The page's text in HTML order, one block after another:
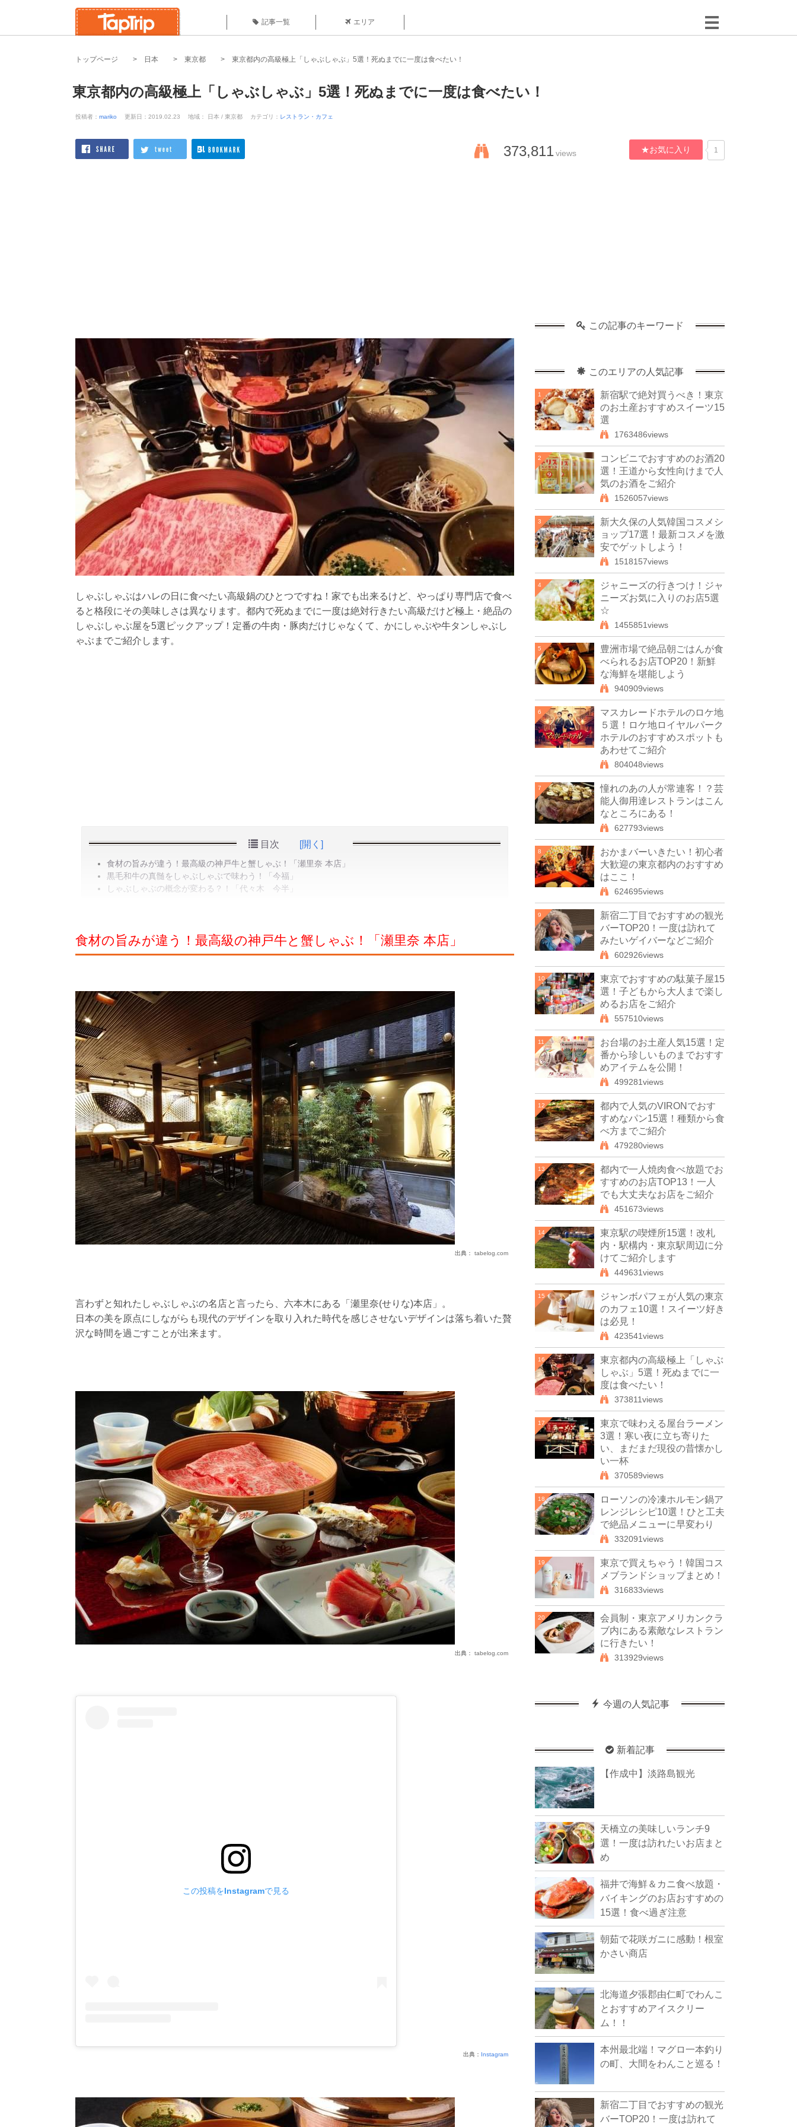
記事一覧 エリア
トップページ 日本 東京都 東京都内の高級極上「しゃぶしゃぶ」5選！死ぬまでに一度は食べたい！
東京都内の高級極上「しゃぶしゃぶ」5選！死ぬまでに一度は食べたい！
投稿者： mariko 更新日：2019.02.23 地域： 日本 / 東京都 カテゴリ： レストラン・カフェ
373,811views ★お気に入り 1
しゃぶしゃぶはハレの日に食べたい高級鍋のひとつですね！家でも出来るけど、やっぱり専門店で食べ
ると格段にその美味しさは異なります。都内で死ぬまでに一度は絶対行きたい高級だけど極上・絶品の
しゃぶしゃぶ屋を5選ピックアップ！定番の牛肉・豚肉だけじゃなくて、かにしゃぶや牛タンしゃぶし
ゃぶまでご紹介します。
目次 [開く]
食材の旨みが違う！最高級の神戸牛と蟹しゃぶ！「瀬里奈 本店」
黒毛和牛の真髄をしゃぶしゃぶで味わう！「今福」
しゃぶしゃぶの概念が変わる？！「代々木 今半」
食材の旨みが違う！最高級の神戸牛と蟹しゃぶ！「瀬里奈 本店」
出典： tabelog.com
言わずと知れたしゃぶしゃぶの名店と言ったら、六本木にある「瀬里奈(せりな)本店」。
日本の美を原点にしながらも現代のデザインを取り入れた時代を感じさせないデザインは落ち着いた贅
沢な時間を過ごすことが出来ます。
出典： tabelog.com
この投稿をInstagramで見る
出典： Instagram
この記事のキーワード
このエリアの人気記事
1
新宿駅で絶対買うべき！東京
のお土産おすすめスイーツ15
選
1763486views
2
コンビニでおすすめのお酒20
選！王道から女性向けまで人
気のお酒をご紹介
1526057views
3
新大久保の人気韓国コスメシ
ョップ17選！最新コスメを激
安でゲットしよう！
1518157views
4
ジャニーズの行きつけ！ジャ
ニーズお気に入りのお店5選
☆
1455851views
5
豊洲市場で絶品朝ごはんが食
べられるお店TOP20！新鮮
な海鮮を堪能しよう
940909views
6
マスカレードホテルのロケ地
５選！ロケ地ロイヤルパーク
ホテルのおすすめスポットも
あわせてご紹介
804048views
7
憧れのあの人が常連客！？芸
能人御用達レストランはこん
なところにある！
627793views
8
おかまバーいきたい！初心者
大歓迎の東京都内のおすすめ
はここ！
624695views
9
新宿二丁目でおすすめの観光
バーTOP20！一度は訪れて
みたいゲイバーなどご紹介
602926views
10
東京でおすすめの駄菓子屋15
選！子どもから大人まで楽し
めるお店をご紹介
557510views
11
お台場のお土産人気15選！定
番から珍しいものまでおすす
めアイテムを公開！
499281views
12
都内で人気のVIRONでおす
すめなパン15選！種類から食
べ方までご紹介
479280views
13
都内で一人焼肉食べ放題でお
すすめのお店TOP13！一人
でも大丈夫なお店をご紹介
451673views
14
東京駅の喫煙所15選！改札
内・駅構内・東京駅周辺に分
けてご紹介します
449631views
15
ジャンボパフェが人気の東京
のカフェ10選！スイーツ好き
は必見！
423541views
16
東京都内の高級極上「しゃぶ
しゃぶ」5選！死ぬまでに一
度は食べたい！
373811views
17
東京で味わえる屋台ラーメン
3選！寒い夜に立ち寄りた
い、まだまだ現役の昔懐かし
い一杯
370589views
18
ローソンの冷凍ホルモン鍋ア
レンジレシピ10選！ひと工夫
で絶品メニューに早変わり
332091views
19
東京で買えちゃう！韓国コス
メブランドショップまとめ！
316833views
20
会員制・東京アメリカンクラ
ブ内にある素敵なレストラン
に行きたい！
313929views
今週の人気記事
新着記事
【作成中】淡路島観光
天橋立の美味しいランチ9
選！一度は訪れたいお店まと
め
福井で海鮮＆カニ食べ放題・
バイキングのお店おすすめの
15選！食べ過ぎ注意
朝茹で花咲ガニに感動！根室
かさい商店
北海道夕張郡由仁町でわんこ
とおすすめアイスクリー
ム！！
本州最北端！マグロ一本釣り
の町、大間をわんこと巡る！
新宿二丁目でおすすめの観光
バーTOP20！一度は訪れて